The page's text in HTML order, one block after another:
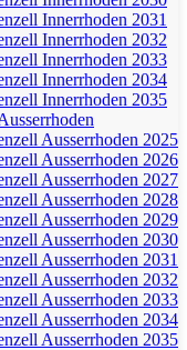
Innerrhoden 2031
Innerrhoden 2032
Innerrhoden 2033
Innerrhoden 2034
Innerrhoden 2035
Ausserrhoden 2025
Ausserrhoden 2026
Ausserrhoden 2027
Ausserrhoden 2028
Ausserrhoden 2029
Ausserrhoden 2030
Ausserrhoden 2031
Ausserrhoden 2032
Ausserrhoden 2033
Ausserrhoden 2034
Ausserrhoden 2035